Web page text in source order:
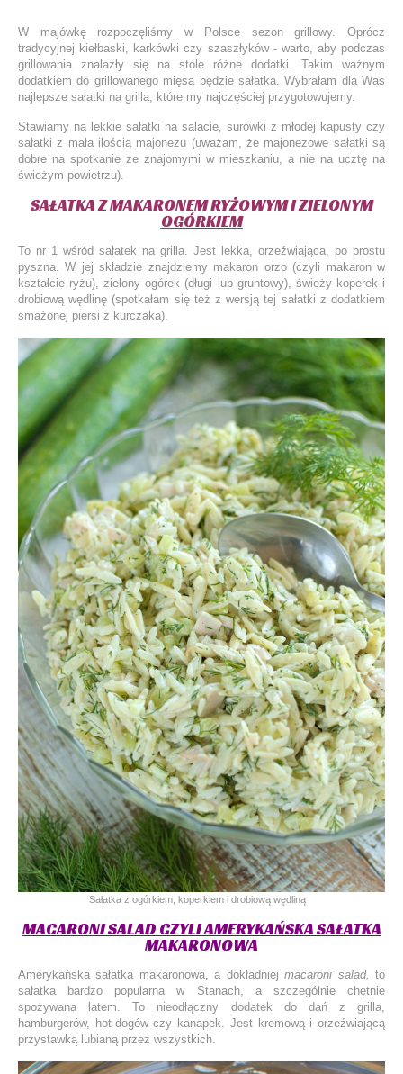
W majówkę rozpoczęliśmy w Polsce sezon grillowy. Oprócz
tradycyjnej kiełbaski, karkówki czy szaszłyków - warto, aby podczas
grillowania znalazły się na stole różne dodatki. Takim ważnym
dodatkiem do grillowanego mięsa będzie sałatka. Wybrałam dla Was
najlepsze sałatki na grilla, które my najczęściej przygotowujemy.
Stawiamy na lekkie sałatki na salacie, surówki z młodej kapusty czy
sałatki z mała ilością majonezu (uważam, że majonezowe sałatki są
dobre na spotkanie ze znajomymi w mieszkaniu, a nie na ucztę na
świeżym powietrzu).
SAŁATKA Z MAKARONEM RYŻOWYM I ZIELONYM
OGÓRKIEM
To nr 1 wśród sałatek na grilla. Jest lekka, orzeźwiająca, po prostu
pyszna. W jej składzie znajdziemy makaron orzo (czyli makaron w
kształcie ryżu), zielony ogórek (długi lub gruntowy), świeży koperek i
drobiową wędlinę (spotkałam się też z wersją tej sałatki z dodatkiem
smażonej piersi z kurczaka).
Sałatka z ogórkiem, koperkiem i drobiową wędliną
MACARONI SALAD CZYLI AMERYKAŃSKA SAŁATKA
MAKARONOWA
Amerykańska sałatka makaronowa, a dokładniejmacaroni salad, to
sałatka bardzo popularna w Stanach, a szczególnie chętnie
spożywana latem. To nieodłączny dodatek do dań z grilla,
hamburgerów, hot-dogów czy kanapek. Jest kremową i orzeźwiającą
przystawką lubianą przez wszystkich.